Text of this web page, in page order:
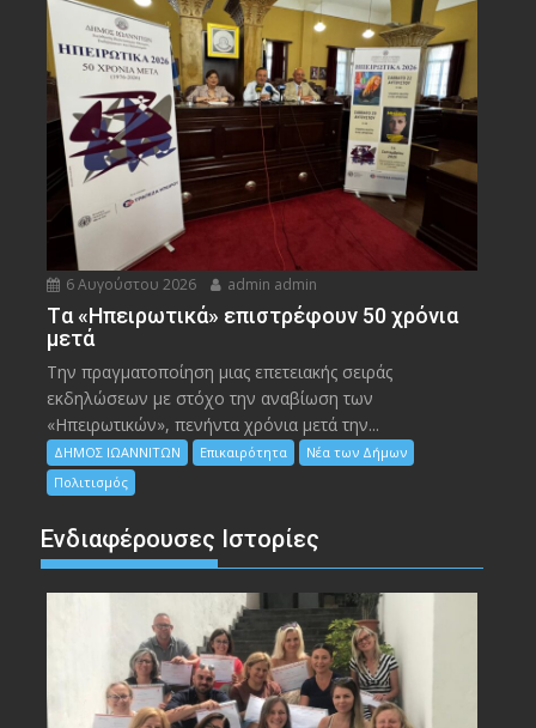
6 Αυγούστου 2026 admin admin
Tα «Ηπειρωτικά» επιστρέφουν 50 χρόνια
μετά
Την πραγματοποίηση μιας επετειακής σειράς
εκδηλώσεων με στόχο την αναβίωση των
«Ηπειρωτικών», πενήντα χρόνια μετά την...
ΔΗΜΟΣ ΙΩΑΝΝΙΤΩΝ Επικαιρότητα
Νέα των Δήμων
Πολιτισμός
Ενδιαφέρουσες Ιστορίες